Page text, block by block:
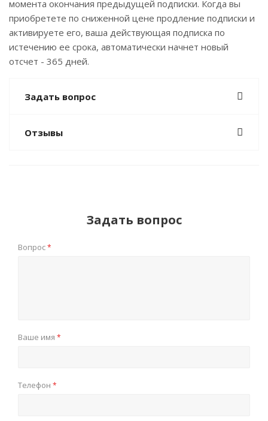
момента окончания предыдущей подписки. Когда вы
приобретете по сниженной цене продление подписки и
активируете его, ваша действующая подписка по
истечению ее срока, автоматически начнет новый
отсчет - 365 дней.
Задать вопрос
Отзывы
Задать вопрос
Вопрос*
Ваше имя *
Телефон *